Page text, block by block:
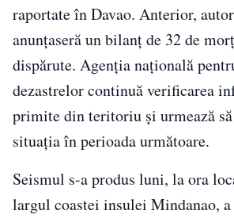
raportate în Davao. Anterior,
anunțaseră un bilanț de 32 de
dispărute. Agenția națională
dezastrelor continuă verificarea
primite din teritoriu și urmează
situația în perioada următoare.
Seismul s-a produs luni, la ora
largul coastei insulei Mindanao, a